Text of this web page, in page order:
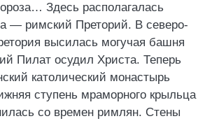
Здесь располагалась
— римский Преторий. В северо-
высилась могучая башня
Пилат осудил Христа. Теперь
католический монастырь
ступень мраморного крыльца
со времен римлян. Стены